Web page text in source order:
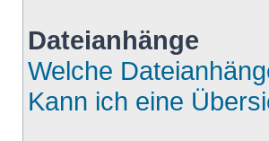
Dateianhänge
Welche
Kann ich eine